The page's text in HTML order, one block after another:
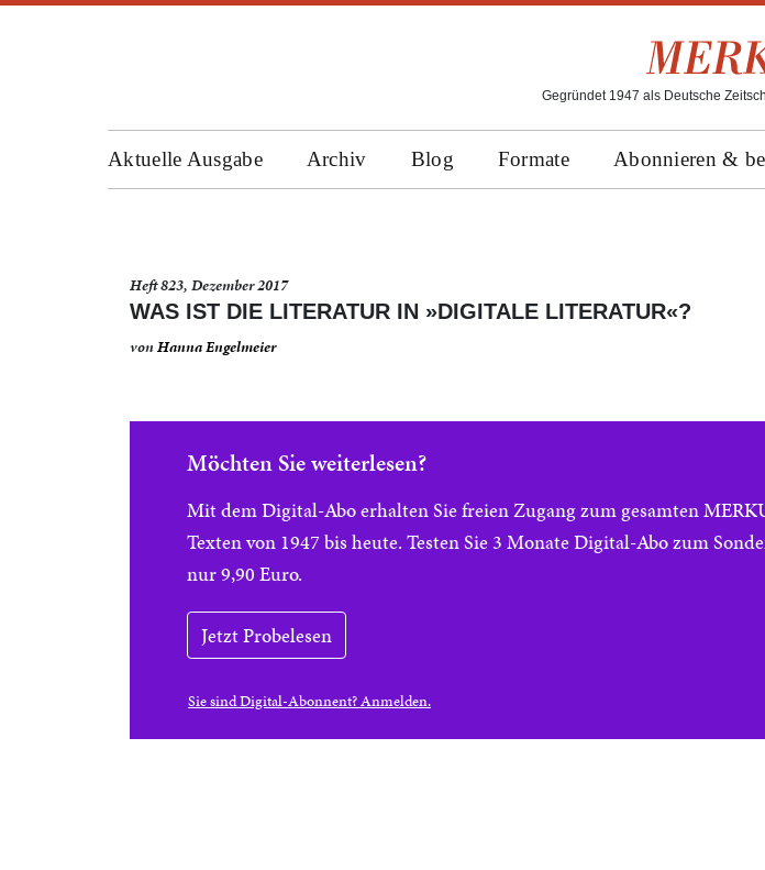
Gegründet 1947 als Deutsche
Aktuelle Ausgabe Archiv Blog Formate Abonnieren &
Heft 823, Dezember 2017
WAS IST DIE LITERATUR IN »DIGITALE LITERATUR«?
vonHanna Engelmeier
Möchten Sie weiterlesen?
Mit dem Digital-Abo erhalten Sie freien Zugang zum gesamten
Texten von 1947 bis heute. Testen Sie 3 Monate Digital-Abo zum
nur 9,90 Euro.
Jetzt Probelesen
Sie sind Digital-Abonnent? Anmelden.